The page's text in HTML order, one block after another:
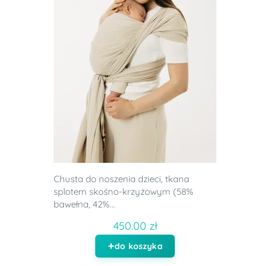
Chusta do noszenia dzieci, tkana
splotem skośno-krzyżowym (58%
bawełna, 42%...
450.00 zł
do koszyka